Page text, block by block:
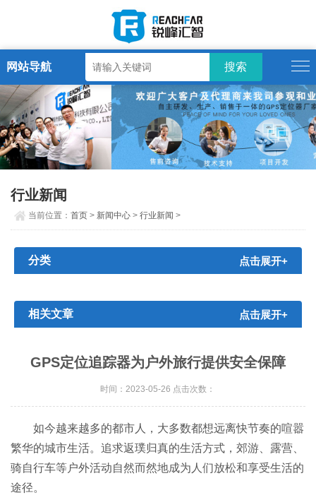
网站导航
行业新闻
当前位置：首页 > 新闻中心 >行业新闻 >
分类 点击展开+
相关文章 点击展开+
GPS定位追踪器为户外旅行提供安全保障
时间：2023-05-26 点击次数：
如今越来越多的都市人，大多数都想远离快节奏的喧嚣
繁华的城市生活。追求返璞归真的生活方式，郊游、露营、
骑自行车等户外活动自然而然地成为人们放松和享受生活的
途径。